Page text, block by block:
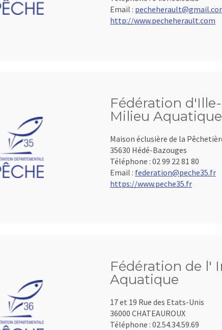
Email :
http://www.pecheherault.com
Fédération
Milieu Aquatique
Maison éclusière de la
35630 Hédé-Bazouges
Téléphone : 02 99 22 81 80
Email : federation@peche35.fr
https://www.peche35.fr
Fédération de l'
Aquatique
17 et 19 Rue des Etats-Unis
36000 CHATEAUROUX
Téléphone : 02.54.34.59.69